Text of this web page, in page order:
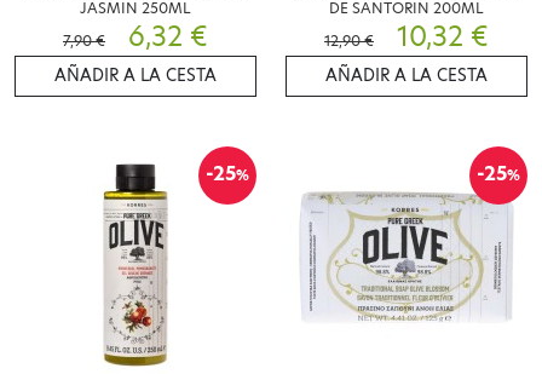
JASMIN 250ML
7,90 €
6,32 €
AÑADIR A LA CESTA
DE SANTORIN 200ML
12,90 €
10,32 €
AÑADIR A LA CESTA
-25% -25%